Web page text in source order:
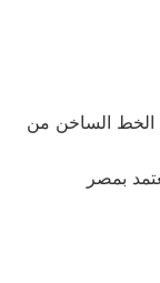
الخط الساخن من
بمصر